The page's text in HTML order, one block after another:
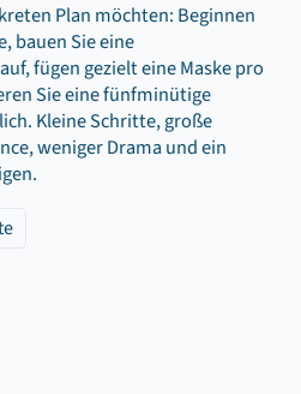
Plan möchten: Beginnen
bauen Sie eine
fügen gezielt eine Maske pro
Sie eine fünfminütige
Kleine Schritte, große
weniger Drama und ein